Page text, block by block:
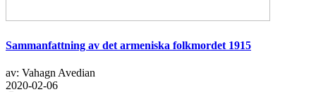
Sammanfattning av det armeniska folkmordet 1915
av: Vahagn Avedian
2020-02-06